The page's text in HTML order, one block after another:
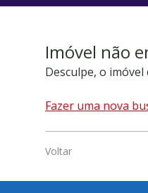
Imóvel não
Desculpe, o
Fazer uma nova
Voltar